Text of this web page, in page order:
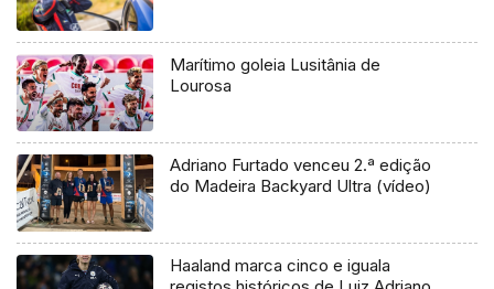
Marítimo goleia Lusitânia de
Lourosa
Adriano Furtado venceu 2.ª edição
do Madeira Backyard Ultra (vídeo)
Haaland marca cinco e iguala